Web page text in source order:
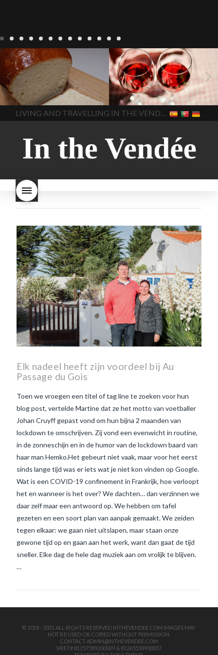
Recepten Wonen
baken in
Frankrijk bakken in de
Vendee
brood bakken
brood met gist gist brood
het beste brood hoe moet
ik brood bakken is melk
brood gezond is melkbrood
gezond mama's brood melk
brood melk brood en
wat is melkbrood
zijn melk
brood en brioche hetzelfde
brood
In The Vendee
Blog Wonen beaujolais
2022 Beaujolais Nouveau
2022 De wijnmakers laten
de druiventrossen gisten in
een anaërobe donderdag
17 november 2022 is
beaujolais dag hoe lang is
Beaujolais Nouveau
houdbaar hoeveel flessen
verkocht
is Beaujolais
Nouveau een fruitige wijn
kooldioxiderijke omgeving.
Nouveau naar? wat is
wanneer is beaujolais dag
wanneer is beaujolais
nouveau dag Wat is de dag
van Beaujolais Nouveau
is de traditie rond beaujolais
nouveau wat maakt
Beaujolais Nouveau zo
speciaal wat zijn tannines
witte beaujolais nouveau
In The Vendee
LIVING AND TRAVELLING IN THE VENDÉE
VIEW POST
Elk nadeel heeft zijn voordeel bij Au
Passage du Gois
Toen we vroegen een titel of tag line te zoeken voor hun
blog post, vertelde Martine dat ze het motto van voetballer
Johan Cruyff gepast vond om hun bijna 2 maanden van
lockdown te omschrijven. Zij vond een evenwicht in routine,
in de zonneschijn en in de humor van de lockdown baard van
haar man Hemko.Het gebeurt niet vaak, maar voor het eerst
sinds lange tijd was er iets wat je niet kon vinden op Google.
Wat is een COVID-19 confinement in Frankrijk, hoe verloopt
het en wanneer is het over? We dachten… dan verzinnen we
daar zelf maar een antwoord op. We hebben om tafel
gezeten en een soort plan van aanpak gemaakt. We zeiden
tegen elkaar: we gaan niet uitslapen, maar staan onze
gewone tijd op en gaan aan het werk, want dan gaat de tijd
sneller. Elke dag de hele dag muziek aan om vrolijk te blijven.
…
© 2018 - 2021 ALL RIGHTS RESERVED INTHEVENDEE.COM IMAGES MAY
NOT BE USED OR COPIED WITHOUT PERMISSION.
CONTACT ADMIN@INTHEVENDEE.COM
SIRET# 81257589200029 & 81265538900037